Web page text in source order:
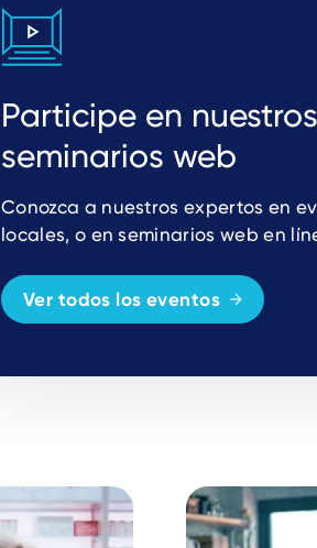
Participe en
seminarios web
Conozca a nuestros expertos en
locales, o en seminarios web en
Ver todos los eventos